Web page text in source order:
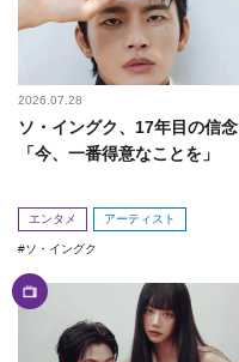
2026.07.28
ソ・イングク、17年目の信念
「今、一番得意なことを」
エンタメ アーティスト
ソ・イングク